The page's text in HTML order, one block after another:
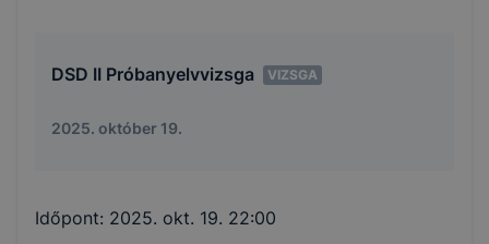
DSD II Próbanyelvvizsga VIZSGA
2025. október 19.
Időpont: 2025. okt. 19. 22:00